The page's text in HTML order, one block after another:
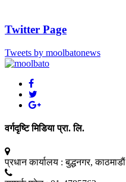
Twitter Page
Tweets by moolbatonews
वर्गदृष्टि मिडिया प्रा. लि.
प्रधान कार्यालय : बुद्धनगर, काठमाडाैं